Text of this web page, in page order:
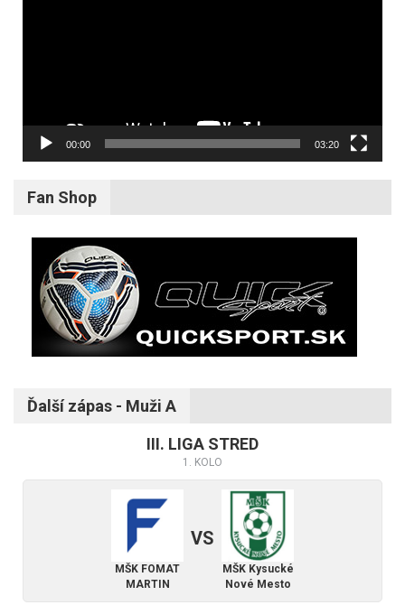
00:00 03:20
Fan Shop
Ďalší zápas - Muži A
III. LIGA STRED
1. KOLO
MŠK FOMAT
MARTIN
VS
MŠK Kysucké
Nové Mesto